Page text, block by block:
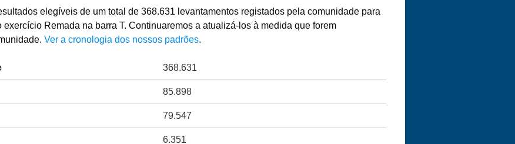
elegíveis de um total de 368.631 levantamentos registados pela comunidade para
Remada na barra T. Continuaremos a atualizá-los à medida que forem
Ver a cronologia dos nossos padrões.
368.631
85.898
79.547
6.351